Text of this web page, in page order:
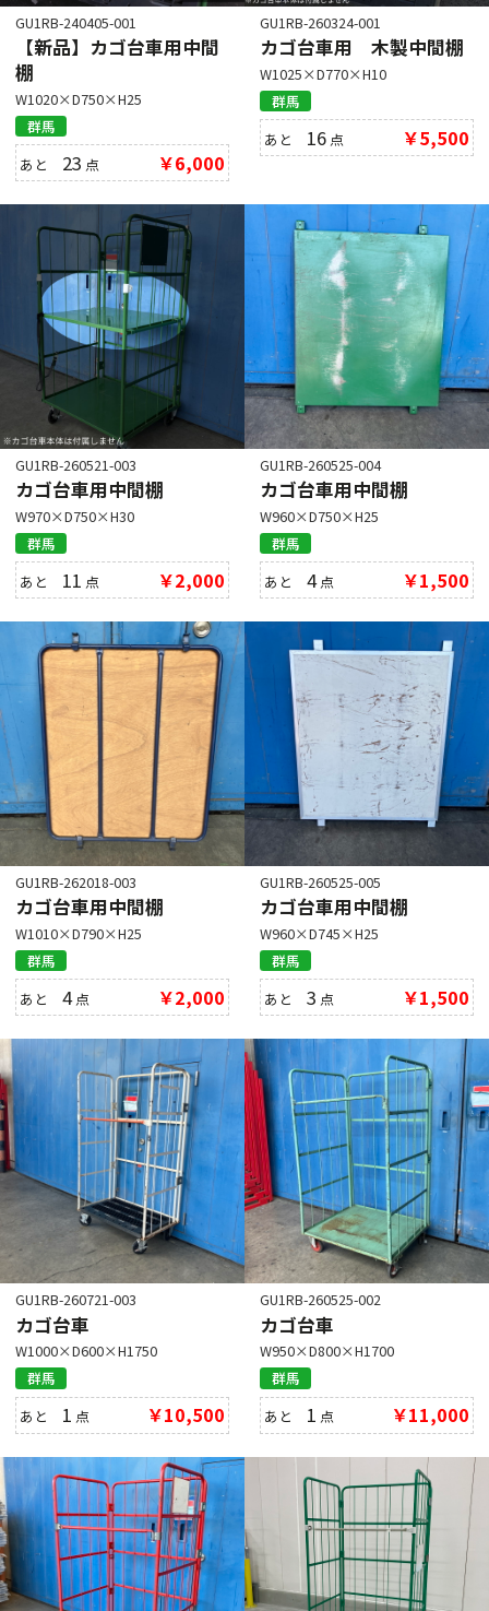
GU1RB-240405-001
【新品】カゴ台車用中間
棚
W1020×D750×H25
群馬
あと 23 点 ￥6,000
GU1RB-260324-001
カゴ台車用 木製中間棚
W1025×D770×H10
群馬
あと 16 点 ￥5,500
GU1RB-260521-003
カゴ台車用中間棚
W970×D750×H30
群馬
あと 11 点 ￥2,000
GU1RB-260525-004
カゴ台車用中間棚
W960×D750×H25
群馬
あと4点 ￥1,500
GU1RB-262018-003
カゴ台車用中間棚
W1010×D790×H25
群馬
あと4点 ￥2,000
GU1RB-260525-005
カゴ台車用中間棚
W960×D745×H25
群馬
あと3 点 ￥1,500
GU1RB-260721-003
カゴ台車
W1000×D600×H1750
群馬
あと 1 点 ￥10,500
GU1RB-260525-002
カゴ台車
W950×D800×H1700
群馬
あと 1 点 ￥11,000